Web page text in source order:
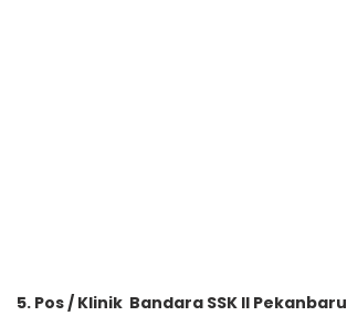
5. Pos / Klinik Bandara SSK II Pekanbaru